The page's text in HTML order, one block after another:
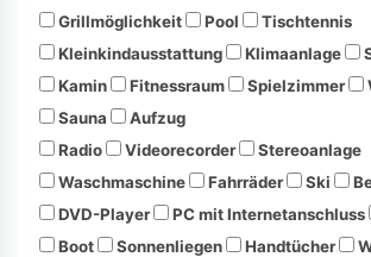
Grillmöglichkeit
Pool
Tischtennis
Kleinkindausstattung
Klimaanlage
Kamin
Fitnessraum Spielzimmer
Sauna
Aufzug
Radio
Videorecorder
Stereoanlage
Waschmaschine
Fahrräder Ski
DVD-Player
PC mit Internetanschluss
Boot
Sonnenliegen Handtücher